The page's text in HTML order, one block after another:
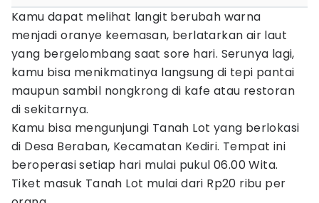
Kamu dapat melihat langit berubah warna
menjadi oranye keemasan, berlatarkan air laut
yang bergelombang saat sore hari. Serunya lagi,
kamu bisa menikmatinya langsung di tepi pantai
maupun sambil nongkrong di kafe atau restoran
di sekitarnya.
Kamu bisa mengunjungi Tanah Lot yang berlokasi
di Desa Beraban, Kecamatan Kediri. Tempat ini
beroperasi setiap hari mulai pukul 06.00 Wita.
Tiket masuk Tanah Lot mulai dari Rp20 ribu per